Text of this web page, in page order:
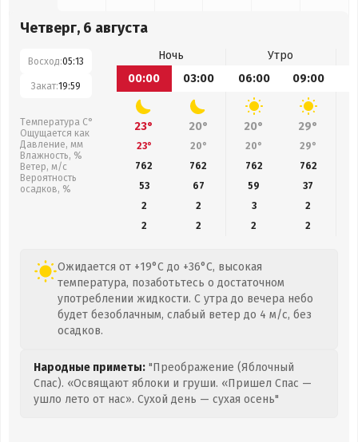
Четверг, 6 августа
Восход:05:13
Закат:19:59
Температура С°
Ощущается как
Давление, мм
Влажность, %
Ветер, м/с
Вероятность
осадков, %
Ночь
Утро
00:00
03:00 06:00 09:00
23° 20° 20° 29°
23° 20° 20° 29°
762
762 762 762
53
67 59 37
2
2 3
2
2
2 2 2
Ожидается от +19°C до +36°C, высокая
температура, позаботьтесь о достаточном
употреблении жидкости. С утра до вечера небо
будет безоблачным, слабый ветер до 4 м/с, без
осадков.
Народные приметы: "Преображение (Яблочный
Спас). «Освящают яблоки и груши. «Пришел Спас —
ушло лето от нас». Сухой день — сухая осень"